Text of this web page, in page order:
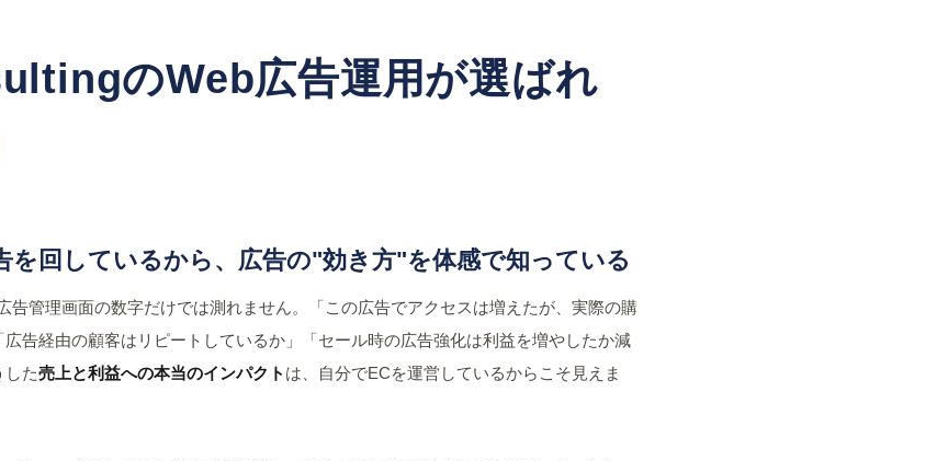
のWeb広告運用が選ばれ
を回しているから、広告の"効き方"を体感で知っている
告管理画面の数字だけでは測れません。「この広告でアクセスは増えたが、実際の購
広告経由の顧客はリピートしているか」「セール時の広告強化は利益を増やしたか減
た売上と利益への本当のインパクト は、自分でECを運営しているからこそ見えま